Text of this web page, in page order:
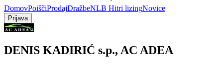
DomovPoiščiProdajDražbeNLB Hitri lizingNovice
Prijava
DENIS KADIRIĆ s.p., AC ADEA